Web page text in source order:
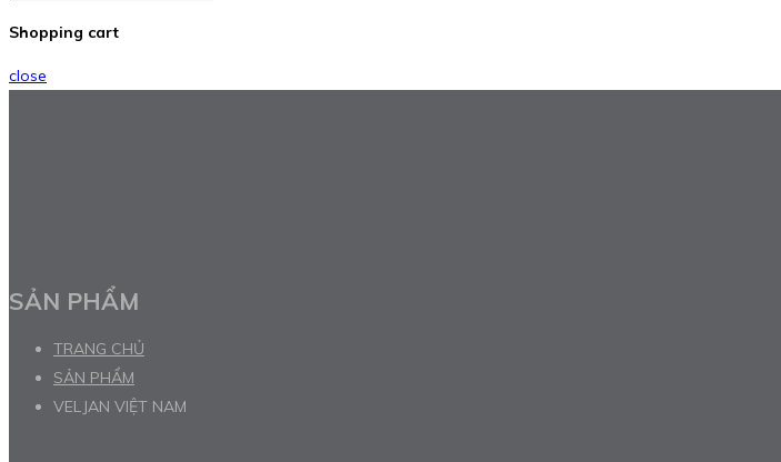
Shopping cart
close
SẢN PHẨM
TRANG CHỦ
SẢN PHẨM
VELJAN VIỆT NAM